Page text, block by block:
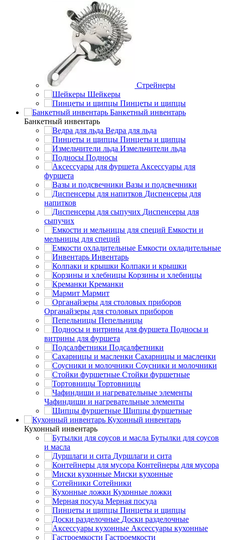
Стрейнеры
Шейкеры
Пинцеты и щипцы
Банкетный инвентарь
Банкетный инвентарь
Ведра для льда
Пинцеты и щипцы
Измельчители льда
Подносы
Аксессуары для
фуршета
Вазы и подсвечники
Диспенсеры для
напитков
Диспенсеры для
сыпучих
Емкости и
мельницы для специй
Емкости охладительные
Инвентарь
Колпаки и крышки
Корзины и хлебницы
Креманки
Мармит
Органайзеры для столовых приборов
Пепельницы
Подносы и
витрины для фуршета
Подсалфетники
Сахарницы и масленки
Соусники и молочники
Стойки фуршетные
Тортовницы
Чафиндиши и нагревательные элементы
Щипцы фуршетные
Кухонный инвентарь
Кухонный инвентарь
Бутылки для соусов
и масла
Дуршлаги и сита
Контейнеры для мусора
Миски кухонные
Сотейники
Кухонные ложки
Мерная посуда
Пинцеты и щипцы
Доски разделочные
Аксессуары кухонные
Гастроемкости